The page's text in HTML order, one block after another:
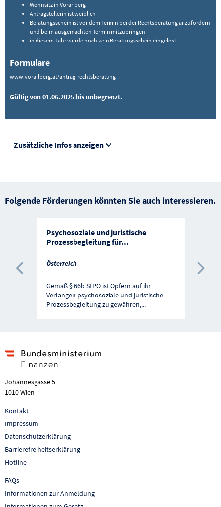
Wohnsitz in Vorarlberg
Antragstellerin ist weiblich
Beratungsschein ist vor dem Termin bei der Rechtsberatung anzufordern
und beim ausgemachten Termin mitzubringen
in diesem Jahr wurde noch kein Beratungsschein eingelöst
Formulare
www.vorarlberg.at/antrag-rechtsberatung
Gültig von 01.06.2025 bis unbegrenzt.
Zusätzliche Infos anzeigen
Folgende Förderungen könnten Sie auch interessieren.
Psychosoziale und juristische
Prozessbegleitung für...
Österreich
Gemäß § 66b StPO ist Opfern auf ihr
Verlangen psychosoziale und juristische
Prozessbegleitung zu gewähren,...
Vorherige Förderung
Johannesgasse 5
1010 Wien
Kontakt
Impressum
Datenschutzerklärung
Barrierefreiheitserklärung
Hotline
FAQs
Informationen zur Anmeldung